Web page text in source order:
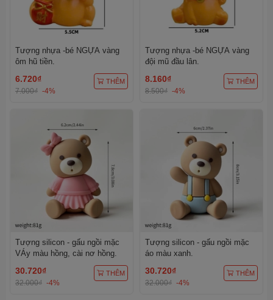
Tượng nhựa -bé NGỰA vàng
ôm hũ tiền.
6.720₫
7.000₫ -4%
THÊM
Tượng nhựa -bé NGỰA vàng
đội mũ đầu lân.
8.160₫
8.500₫ -4%
THÊM
Tượng silicon - gấu ngồi mặc
VÁy màu hồng, cài nơ hồng.
30.720₫
32.000₫ -4%
THÊM
Tượng silicon - gấu ngồi mặc
áo màu xanh.
30.720₫
32.000₫ -4%
THÊM